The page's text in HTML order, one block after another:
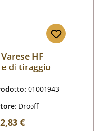
HF
di tiraggio
01001943
Drooff
normale:
€